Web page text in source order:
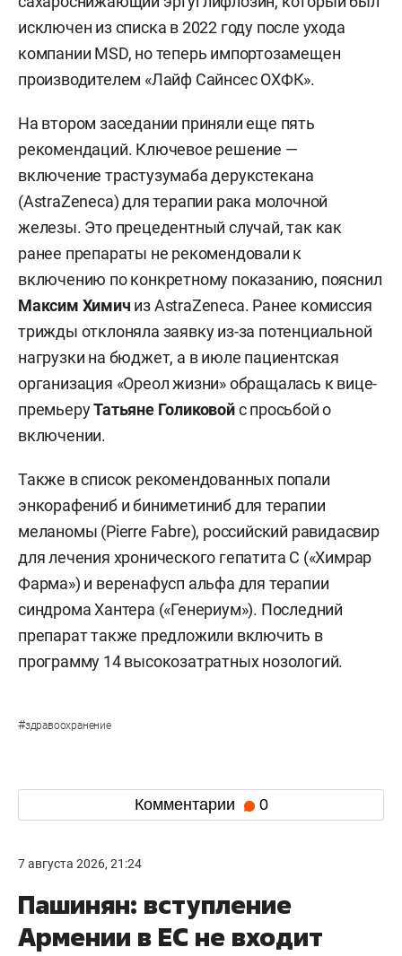
исключен из списка в 2022 году после ухода
компании MSD, но теперь импортозамещен
производителем «Лайф Сайнсес ОХФК».
На втором заседании приняли еще пять
рекомендаций. Ключевое решение —
включение трастузумаба дерукстекана
(AstraZeneca) для терапии рака молочной
железы. Это прецедентный случай, так как
ранее препараты не рекомендовали к
включению по конкретному показанию, пояснил
Максим Химич из AstraZeneca. Ранее комиссия
трижды отклоняла заявку из-за потенциальной
нагрузки на бюджет, а в июле пациентская
организация «Ореол жизни» обращалась к вице-
премьеруТатьяне Голиковойс просьбой о
включении.
Также в список рекомендованных попали
энкорафениб и биниметиниб для терапии
меланомы (Pierre Fabre), российский равидасвир
для лечения хронического гепатита С («Химрар
Фарма») и веренафусп альфа для терапии
синдрома Хантера («Генериум»). Последний
препарат также предложили включить в
программу 14 высокозатратных нозологий.
#здравоохранение
Комментарии 0
7 августа 2026, 21:24
Пашинян: вступление
Армении в ЕС не входит